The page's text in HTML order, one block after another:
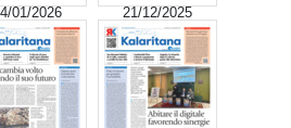
01/2026 21/12/2025